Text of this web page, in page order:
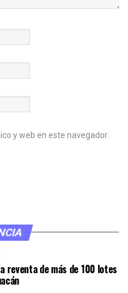
y web en este navegador
reventa de más de 100 lotes